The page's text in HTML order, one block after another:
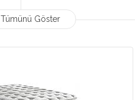
Tümünü Göster